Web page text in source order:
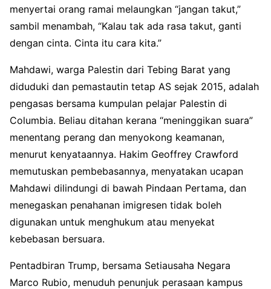
menyertai orang ramai melaungkan “jangan takut,”
sambil menambah, “Kalau tak ada rasa takut, ganti
dengan cinta. Cinta itu cara kita.”
Mahdawi, warga Palestin dari Tebing Barat yang
diduduki dan pemastautin tetap AS sejak 2015, adalah
pengasas bersama kumpulan pelajar Palestin di
Columbia. Beliau ditahan kerana “meninggikan suara”
menentang perang dan menyokong keamanan,
menurut kenyataannya. Hakim Geoffrey Crawford
memutuskan pembebasannya, menyatakan ucapan
Mahdawi dilindungi di bawah Pindaan Pertama, dan
menegaskan penahanan imigresen tidak boleh
digunakan untuk menghukum atau menyekat
kebebasan bersuara.
Pentadbiran Trump, bersama Setiausaha Negara
Marco Rubio, menuduh penunjuk perasaan kampus